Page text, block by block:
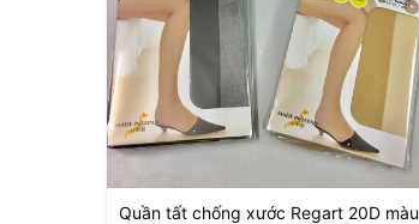
Quần tất chống xước Regart 20D màu